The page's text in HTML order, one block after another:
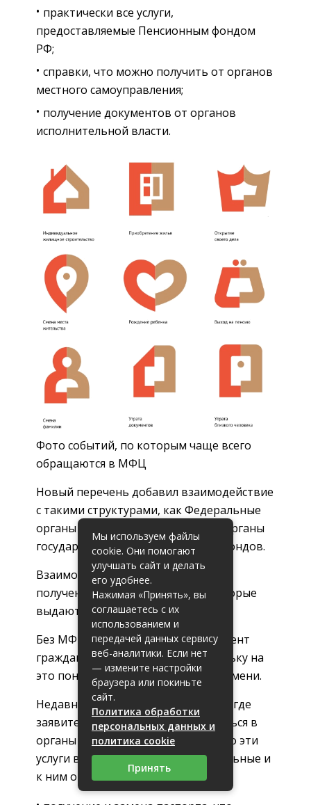
практически все услуги,
предоставляемые Пенсионным фондом
РФ;
справки, что можно получить от органов
местного самоуправления;
получение документов от органов
исполнительной власти.
Фото событий, по которым чаще всего
обращаются в МФЦ
Новый перечень добавил взаимодействие
с такими структурами, как Федеральные
органы исполнительной власти и органы
государственных внебюджетных фондов.
Взаимодействие заключаются в
получении от них документов, которые
выдают эти структуры.
Без МФЦ получить какой-то документ
гражданин вряд ли сможет, поскольку на
это понадобиться очень много времени.
Недавно были разработаны услуги, где
заявитель может даже не обращаться в
органы власти. Стоит отметить, что эти
услуги введены, как экспериментальные и
к ним относятся:
Мы используем файлы
cookie. Они помогают
улучшать сайт и делать
его удобнее.
Нажимая «Принять», вы
соглашаетесь с их
использованием и
передачей данных сервису
веб-аналитики. Если нет
— измените настройки
браузера или покиньте
сайт.
Политика обработки
персональных данных и
политика cookie
Принять